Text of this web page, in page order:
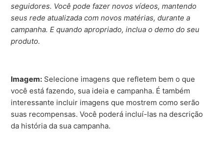
seguidores. Você pode fazer novos vídeos, mantendo
seus rede atualizada com novos matérias, durante a
campanha. E quando apropriado, inclua o demo do seu
produto.
Imagem: Selecione imagens que refletem bem o que
você está fazendo, sua ideia e campanha. É também
interessante incluir imagens que mostrem como serão
suas recompensas. Você poderá incluí-las na descrição
da história da sua campanha.